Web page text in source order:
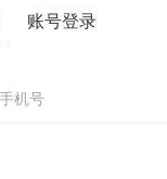
账号登录